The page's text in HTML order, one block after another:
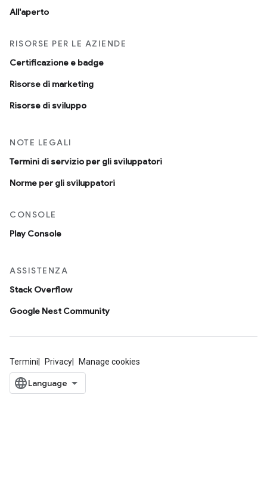
All'aperto
RISORSE PER LE AZIENDE
Certificazione e badge
Risorse di marketing
Risorse di sviluppo
NOTE LEGALI
Termini di servizio per gli sviluppatori
Norme per gli sviluppatori
CONSOLE
Play Console
ASSISTENZA
Stack Overflow
Google Nest Community
Termini Privacy Manage cookies